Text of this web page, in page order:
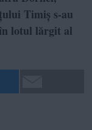
Timiș s-au
lotul lărgit al